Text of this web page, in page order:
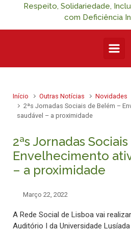
Respeito, Solidariedade,
com Deficiência
Início Outras Notícias
Novidades
2ªs Jornadas Sociais de Belém –
saudável – a proximidade
2ªs Jornadas
Envelhecimento
– a proximidade
Março 22, 2022
A Rede Social de Lisboa vai
Auditório I da Universidade